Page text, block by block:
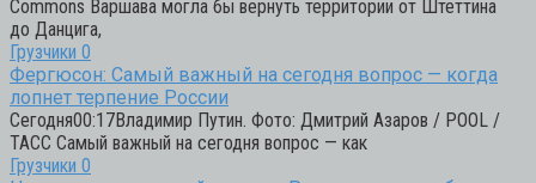
Commons Варшава могла бы вернуть территории от Штеттина
до Данцига,
Грузчики 0
Фергюсон: Самый важный на сегодня вопрос — когда
лопнет терпение России
Сегодня00:17Владимир Путин. Фото: Дмитрий Азаров / POOL /
ТАСС Самый важный на сегодня вопрос — как
Грузчики 0